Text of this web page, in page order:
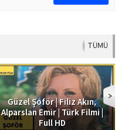
TÜMÜ
Güzel Şoför | Filiz Akın,
Alparslan Emir | Türk Filmi |
Full HD